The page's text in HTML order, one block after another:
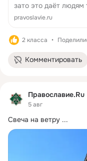
зато это даёт людям
раз не хватает.
pravoslavie.ru
2 класса
Комментировать
Православие.Ru
5 авг
Свеча на ветру ...